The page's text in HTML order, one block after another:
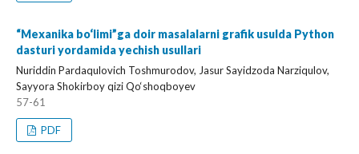
“Mexanika bo‘limi”ga doir masalalarni grafik usulda Python
dasturi yordamida yechish usullari
Nuriddin Pardaqulovich Toshmurodov, Jasur Sayidzoda Narziqulov,
Sayyora Shokirboy qizi Qo‘shoqboyev
57-61
PDF